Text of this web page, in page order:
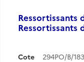
Ressortissants
Ressortissants
Cote 294PO/B/